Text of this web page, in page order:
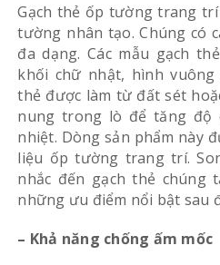
Gạch thẻ ốp tường trang
tường nhân tạo. Chúng có
đa dạng. Các mẫu gạch
khối chữ nhật, hình vuông
thẻ được làm từ đất sét
nung trong lò để tăng độ
nhiệt. Dòng sản phẩm này
liệu ốp tường trang trí.
nhắc đến gạch thẻ chúng
những ưu điểm nổi bật sau
– Khả năng chống ấm mốc